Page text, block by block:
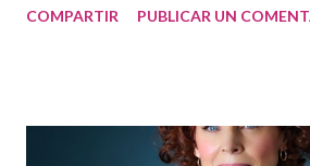
siguen ampliándose (y a la vez
dedicada colaboración de Tom Hull. Hull,
COMPARTIR PUBLICAR UN